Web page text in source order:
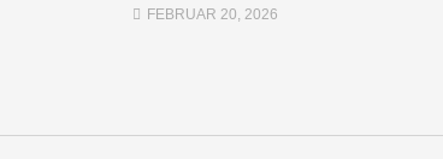
FEBRUAR 20, 2026